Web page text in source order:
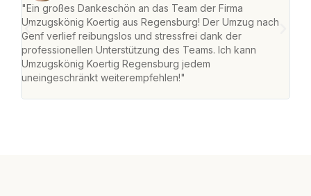
"Ein großes Dankeschön an das Team der Firma
Umzugskönig Koertig aus Regensburg! Der Umzug nach
Genf verlief reibungslos und stressfrei dank der
professionellen Unterstützung des Teams. Ich kann
Umzugskönig Koertig Regensburg jedem
uneingeschränkt weiterempfehlen!"